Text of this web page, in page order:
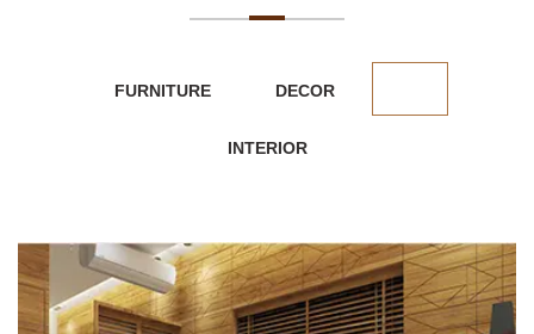
DECOR
FURNITURE
INTERIOR